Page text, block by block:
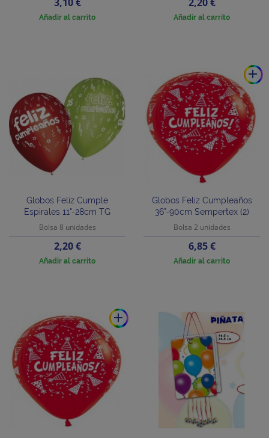
Añadir al carrito Añadir al carrito
Globos Feliz Cumple
Espirales 11"-28cm TG
Bolsa 8 unidades
Precio
2,20 €
Añadir al carrito
add
Globos Feliz Cumpleaños
36"-90cm Sempertex (2)
Bolsa 2 unidades
Precio
6,85 €
Añadir al carrito
add